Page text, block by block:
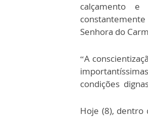
calçamento
constantemente
Senhora do
“A
condições
Hoje (8), dentro